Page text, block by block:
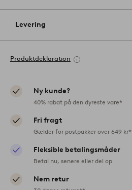
Levering
Produktdeklaration
Ny kunde?
40% rabat på den dyreste vare*
Fri fragt
Gælder for postpakker over 649 kr*
Fleksible betalingsmåder
Betal nu, senere eller del op
Nem retur